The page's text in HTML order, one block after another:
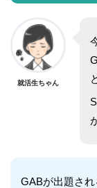
就活生ちゃん
GABが出題さ